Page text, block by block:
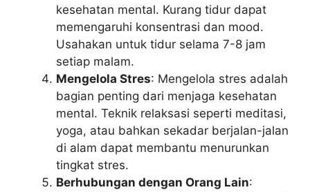
kesehatan mental. Kurang tidur dapat
memengaruhi konsentrasi dan mood.
Usahakan untuk tidur selama 7-8 jam
setiap malam.
Mengelola Stres: Mengelola stres adalah
bagian penting dari menjaga kesehatan
mental. Teknik relaksasi seperti meditasi,
yoga, atau bahkan sekadar berjalan-jalan
di alam dapat membantu menurunkan
tingkat stres.
Berhubungan dengan Orang Lain: